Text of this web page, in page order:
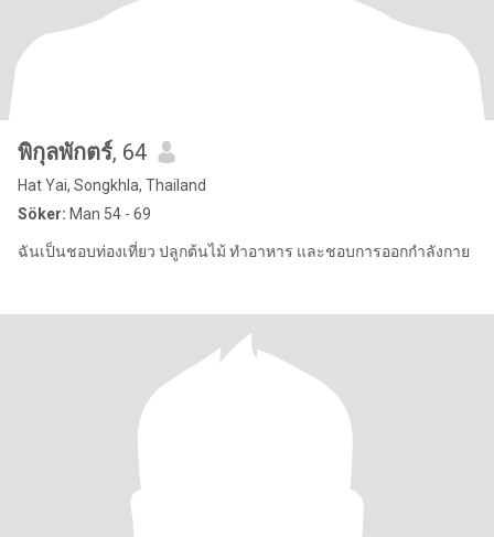
พิกุลพักตร์, 64
Hat Yai, Songkhla, Thailand
Söker: Man 54 - 69
ฉันเป็นชอบท่องเที่ยว ปลูกต้นไม้ ทำอาหาร และชอบการออกกำลังกาย